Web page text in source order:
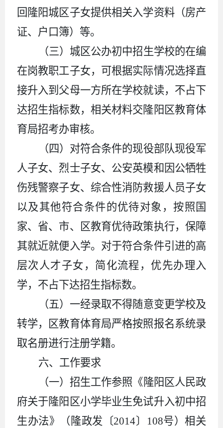
回隆阳城区子女提供相关入学资料（房产
证、户口簿）等。
（三）城区公办初中招生学校的在编
在岗教职工子女，可根据实际情况选择直
接升入到父母一方所在学校就读，不占下
达招生指标数，相关材料交隆阳区教育体
育局招考办审核。
（四）对符合条件的现役部队现役军
人子女、烈士子女、公安英模和因公牺牲
伤残警察子女、综合性消防救援人员子女
以及其他符合条件的优待对象，按照国
家、省、市、区教育优待政策执行，保障
其就近就便入学。对于符合条件引进的高
层次人才子女，简化流程，优先办理入
学，不占下达招生指标数。
（五）一经录取不得随意变更学校及
转学，区教育体育局严格按照报名系统录
取名册进行注册学籍。
六、工作要求
（一）招生工作参照《隆阳区人民政
府关于隆阳区小学毕业生免试升入初中招
生办法》（隆政发〔2014〕 108号）相关